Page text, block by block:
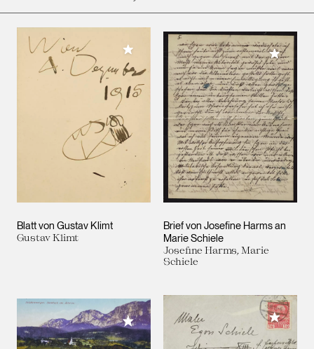
Blatt von Gustav Klimt
Gustav Klimt
Meiner Sammlung hinzufügen
Brief von Josefine Harms an
Marie Schiele
Josefine Harms, Marie
Schiele
Meiner
Meiner Sammlung hinzufügen Meiner